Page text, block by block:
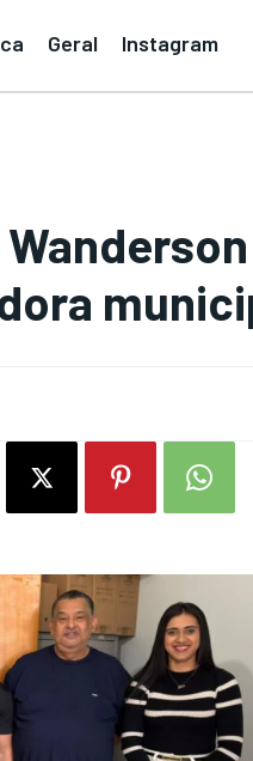
Geral Instagram